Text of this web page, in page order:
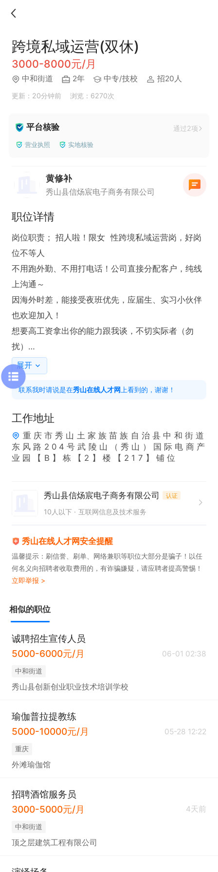
跨境私域运营(双休)
3000-8000元/月
中和街道 2年 中专/技校 招20人
更新：20分钟前 浏览：6270次
平台核验 通过2项
营业执照 实地核验
黄修补
秀山县信炀宸电子商务有限公司
职位详情
岗位职责； 招人啦！限女  性跨境私域运营岗，好岗
位不等人
不用跑外勤、不用打电话！公司直接分配客户，纯线
上沟通～
因海外时差，能接受夜班优先，应届生、实习小伙伴
也欢迎加入！
想要高工资拿出你的能力跟我谈，不切实际者（勿
扰）
任职要求；💼 日常工作：维护私域客户、产品答疑、
聊单转化、售后跟进，工作简单上手快
📋 我们希望你：会基础电脑操作，懂Excel，有客服/
💰 薪资待遇：底薪3k-8k + 业绩提成，多劳多得
⏰ 班次安排：两班倒（16:00-00:00 / 00:00-6:0
轻松，约束少，上班心情满分！
展开
联系我时请说是在秀山在线人才网 上看到的，谢谢！
工作地址
重 庆 市 秀 ⼭ ⼟ 家 族 苗 族 ⾃ 治 县 中 和 街 道
东 ⻛ 路 2 0 4 号 武 陵 ⼭ （ 秀 ⼭ ） 国 际 电 商 产
业 园 【 B 】 栋 【 2 】 楼 【 2 1 7 】 铺 位
秀山县信炀宸电子商务有限公司 认证
10人以下 互联网信息及技术服务
秀山在线人才网安全提醒
温馨提示：刷信誉、刷单、网络兼职等职位大部分是骗子！以任
何名义向招聘者收取费用的，有诈骗嫌疑，请应聘者提高警惕！
立即举报 >
相似的职位
诚聘招生宣传人员
5000-6000元/月
06-01 02:38
中和街道
秀山县创新创业职业技术培训学校
瑜伽普拉提教练
5000-10000元/月
05-28 12:22
重庆
外滩瑜伽馆
招聘酒馆服务员
3000-5000元/月
4天前
中和街道
顶之层建筑工程有限公司